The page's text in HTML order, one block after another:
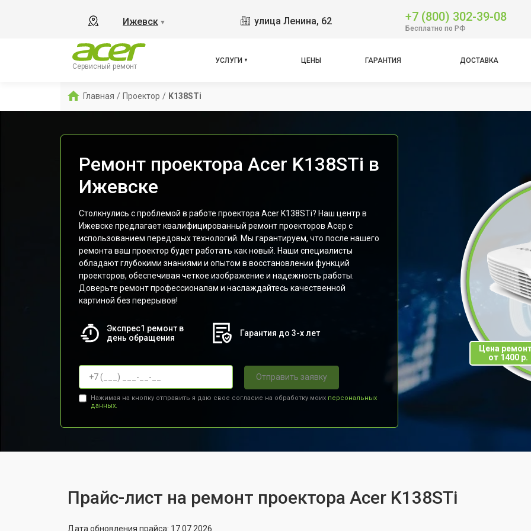
Ижевск ▼ улица Ленина, 62 +7 (800) 302-39-08
Бесплатно по РФ
Сервисный ремонт
УСЛУГИ ЦЕНЫ ГАРАНТИЯ ДОСТАВКА
Главная / Проектор / K138STi
Ремонт проектора Acer K138STi в
Ижевске
Столкнулись с проблемой в работе проектора Acer K138STi? Наш центр в
Ижевске предлагает квалифицированный ремонт проекторов Асер с
использованием передовых технологий. Мы гарантируем, что после нашего
ремонта ваш проектор будет работать как новый. Наши специалисты
обладают глубокими знаниями и опытом в восстановлении функций
проекторов, обеспечивая четкое изображение и надежность работы.
Доверьте ремонт профессионалам и наслаждайтесь качественной
картиной без перерывов!
Экспрес1 ремонт в
день обращения
Гарантия до 3-х лет
Отправить заявку
Нажимая на кнопку отправить я даю свое согласие на обработку моих персональных
данных.
Цена
от 1400 р.
Прайс-лист на ремонт проектора Acer K138STi
Дата обновления прайса: 17.07.2026